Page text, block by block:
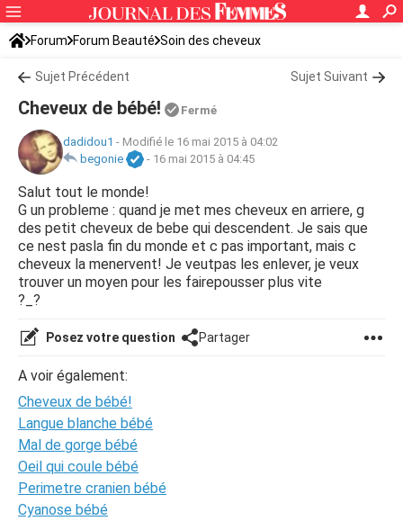
Forum Forum Beauté Soin des cheveux
Sujet Précédent Sujet Suivant
Cheveux de bébé! Fermé
dadidou1 - Modifié le 16 mai 2015 à 04:02
begonie
- 16 mai 2015 à 04:45
Salut tout le monde!
G un probleme : quand je met mes cheveux en arriere, g
des petit cheveux de bebe qui descendent. Je sais que
ce nest pasla fin du monde et c pas important, mais c
cheveux la menervent! Je veutpas les enlever, je veux
trouver un moyen pour les fairepousser plus vite
?_?
Posez votre question Partager
A voir également:
Cheveux de bébé!
Langue blanche bébé
Mal de gorge bébé
Oeil qui coule bébé
Perimetre cranien bébé
Cyanose bébé